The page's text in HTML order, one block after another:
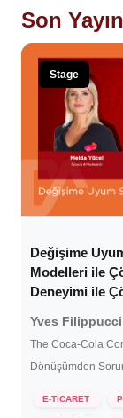
Son
Stage
Değişime
Modelleri ile
Deneyimi ile
Yves Filippucci
The Coca-Cola
Dönüşümden
E-TİCARET